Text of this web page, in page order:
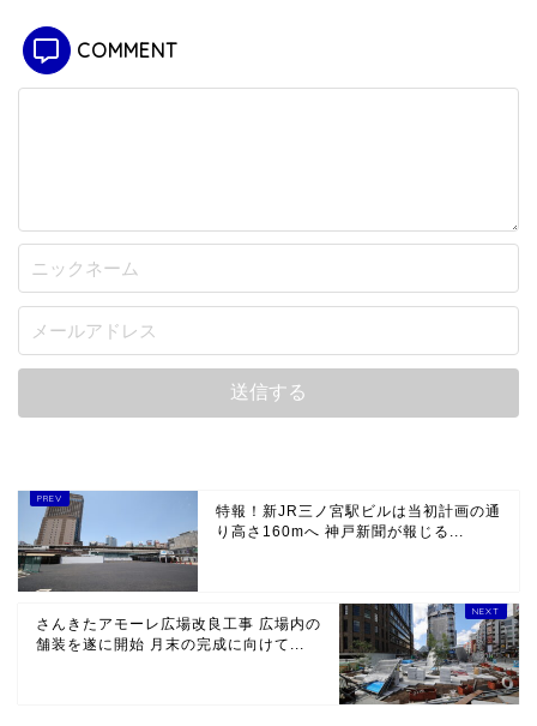
COMMENT
特報！新JR三ノ宮駅ビルは当初計画の通
り高さ160mへ 神戸新聞が報じる...
さんきたアモーレ広場改良工事 広場内の
舗装を遂に開始 月末の完成に向けて...